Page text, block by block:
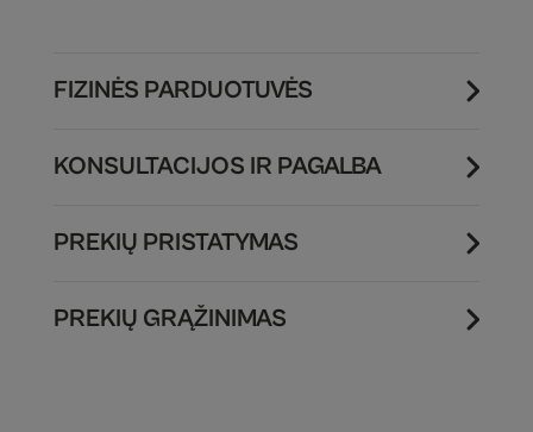
FIZINĖS PARDUOTUVĖS
KONSULTACIJOS IR PAGALBA
PREKIŲ PRISTATYMAS
PREKIŲ GRĄŽINIMAS